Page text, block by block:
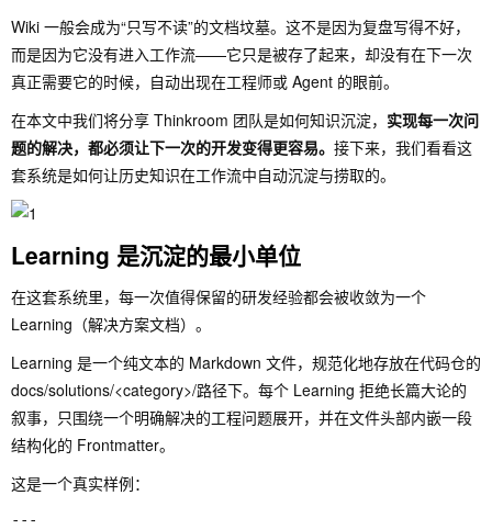
Wiki 一般会成为“只写不读”的文档坟墓。这不是因为复盘写得不好，
而是因为它没有进入工作流——它只是被存了起来，却没有在下一次
真正需要它的时候，自动出现在工程师或 Agent 的眼前。
在本文中我们将分享 Thinkroom 团队是如何知识沉淀， 实现每一次问
题的解决，都必须让下一次的开发变得更容易。 接下来，我们看看这
套系统是如何让历史知识在工作流中自动沉淀与捞取的。
Learning 是沉淀的最小单位
在这套系统里，每一次值得保留的研发经验都会被收敛为一个
Learning （解决方案文档）。
Learning 是一个纯文本的 Markdown 文件，规范化地存放在代码仓的
docs/solutions/<category>/路径下。每个 Learning 拒绝长篇大论的
叙事，只围绕一个明确解决的工程问题展开，并在文件头部内嵌一段
结构化的 Frontmatter。
这是一个真实样例：
---